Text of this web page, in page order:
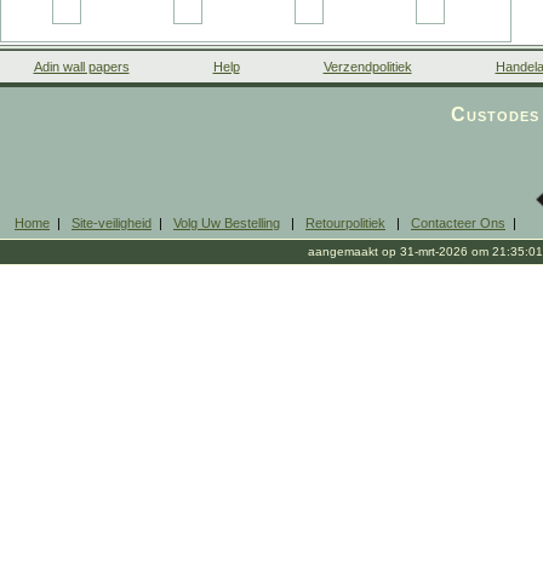
Adin wall papers Help Verzendpolitiek
Home | Site-veiligheid | Volg Uw Bestelling | Retourpolitiek | Contacteer Ons |
aangemaakt op 31-mrt-2026 om